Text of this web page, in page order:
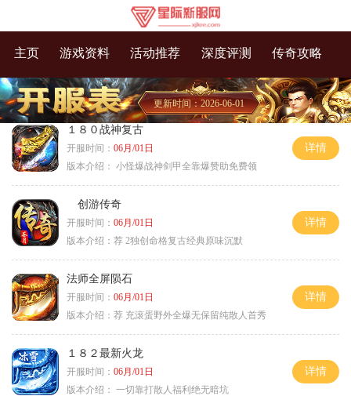
主页 游戏资料 活动推荐 深度评测 传奇攻略
更新时间：2026-06-01
１８０战神复古
开服时间： 06月/01日
版本介绍： 小怪爆战神剑甲全靠爆赞助免费领
详情
创游传奇
开服时间： 06月/01日
版本介绍： 荐 2独创命格复古经典原味沉默
详情
法师全屏陨石
开服时间： 06月/01日
版本介绍： 荐 充滚蛋野外全爆无保留纯散人首秀
详情
１８２最新火龙
开服时间： 06月/01日
版本介绍： 一切靠打散人福利绝无暗坑
详情